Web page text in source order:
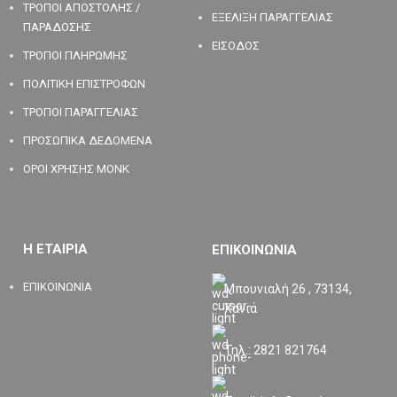
ΤΡΟΠΟΙ ΑΠΟΣΤΟΛΗΣ /
ΠΑΡΑΔΟΣΗΣ
ΤΡΟΠΟΙ ΠΛΗΡΩΜΗΣ
ΠΟΛΙΤΙΚΗ ΕΠΙΣΤΡΟΦΩΝ
ΤΡΟΠΟΙ ΠΑΡΑΓΓΕΛΙΑΣ
ΠΡΟΣΩΠΙΚΑ ΔΕΔΟΜΕΝΑ
ΟΡΟΙ ΧΡΗΣΗΣ MONK
ΕΞΕΛΙΞΗ ΠΑΡΑΓΓΕΛΙΑΣ
ΕΙΣΟΔΟΣ
Η ΕΤΑΙΡΙΑ
ΕΠΙΚΟΙΝΩΝΙΑ
ΕΠΙΚΟΙΝΩΝΙΑ
Μπουνιαλή 26 , 73134,
Χανιά
Τηλ.: 2821 821764